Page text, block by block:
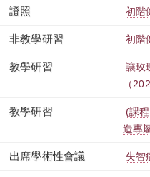
證照 初階
非教學研習 初階
教學研習
讓玫
（
教學研習
(課
造專
出席學術性會議 失智